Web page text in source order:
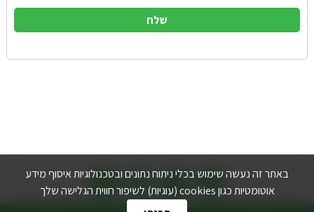
באתר זה נעשה שימוש בכלי ניתוח נתונים ובטכנולוגיות איסוף מידע
אוטומטיות כגון cookies (עוגיות) לשיפור חווית הגלישה שלך

